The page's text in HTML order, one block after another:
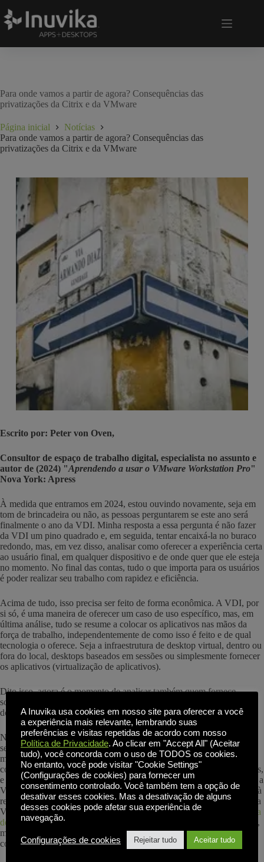
Para onde vamos a partir de agora? Consequências das
privatizações da Citrix e da VMware
Página inicial
Notícias
Para onde vamos a partir de agora? Consequências das
privatizações da Citrix e da VMware
Escrito por: Peter von Oven,
Consultor de espaço de trabalho digital, especialista no assunto e
autor de (2024) "Aprendendo a usar o VMware Workstation Pro"
Nova York: Apress
À medida que entramos em 2024, estou ouvindo novamente, seja em
tom de brincadeira ou não, as pessoas perguntarem se este ano será
finalmente o ano da VDI. Minha resposta a essa pergunta é não fazer
da VDI um pino quadrado e, em seguida, tentar encaixá-la no buraco
redondo, mas, em vez disso, analisar como oferecer a experiência certa
ao usuário final, em qualquer dispositivo e de onde quer que ele esteja
no momento. No final das contas, tudo o que importa para os usuários
é poder realizar seu trabalho com rapidez e eficiência.
Acima de tudo, isso precisa ser feito de forma econômica. A VDI, por
si só, é uma maneira de oferecer um caso de uso específico, mas, em
última análise, tudo se resume a colocar os aplicativos nas mãos da
força de trabalho, independentemente de como isso é feito e de qual
tecnologia o oferece. Seja a infraestrutura de desktop virtual, dentro ou
fora do local, desktops baseados em sessões ou simplesmente fornecer
os aplicativos (virtualização de aplicativos).
Dito isso, agora é o momento de analisar também quem fornece
soluções alternativas de desktop virtual, dada a turbulência em torno
dos "dois grandes" fornecedores.
Normalmente, quando pensamos em computação para o usuário final,
seja qual for a forma de tecnologia, as primeiras soluções que vêm à
mente são da Citrix, da VMware e, mais recentemente, da Microsoft
com o AVD. Não me entenda mal, todas essas soluções são excelentes,
e eu baseei a maior parte de minha carreira no trabalho com a Citrix e a
VMware. No entanto, o mundo está mudando, especialmente devido à
recente mudança de propriedade da Citrix (agora Tibco Software) e da
VMware (agora Broadcom)vender o negócio de EUC para a empresa
de capital de risco KKR
. A KKR também é proprietária da Parallels e,
mais recentemente, adquiriu a Awingu. Portanto, será interessante ver
como isso vai se desenrolar.
A Inuvika usa cookies em nosso site para oferecer a você
a experiência mais relevante, lembrando suas
preferências e visitas repetidas de acordo com nosso
Política de Privacidade. Ao clicar em "Accept All" (Aceitar
tudo), você concorda com o uso de TODOS os cookies.
No entanto, você pode visitar "Cookie Settings"
(Configurações de cookies) para fornecer um
consentimento controlado. Você também tem a opção de
desativar esses cookies. Mas a desativação de alguns
desses cookies pode afetar sua experiência de
navegação.
Configurações de cookies Rejeitar tudo Aceitar tudo